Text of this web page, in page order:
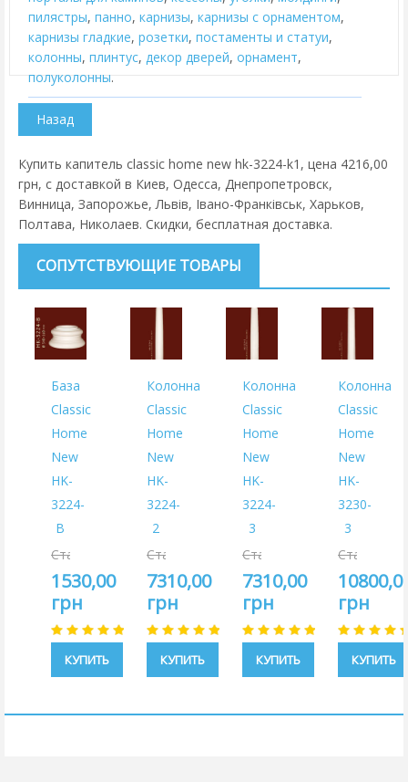
пилястры, панно, карнизы, карнизы с орнаментом,
карнизы гладкие, розетки, постаменты и статуи,
колонны, плинтус, декор дверей, орнамент,
полуколонны.
Купить капитель classic home new hk-3224-k1, цена 4216,00
грн, с доставкой в Киев, Одесса, Днепропетровск,
Винница, Запорожье, Львів, Івано-Франківськ, Харьков,
Полтава, Николаев. Скидки, бесплатная доставка.
СОПУТСТВУЮЩИЕ ТОВАРЫ
База
Classic
Home
New
HK-
3224-
B
Старая
цена:
1800,00
грн
1530,00
грн
КУПИТЬ
Колонна
Classic
Home
New
HK-
3224-
2
Старая
цена:
8600,00
грн
7310,00
грн
КУПИТЬ
Колонна
Classic
Home
New
HK-
3224-
3
Старая
цена:
8600,00
грн
7310,00
грн
КУПИТЬ
Колонна
Classic
Home
New
HK-
3230-
3
Старая
цена:
12000,00
грн
грн
КУПИТЬ